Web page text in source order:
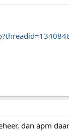
dan apm